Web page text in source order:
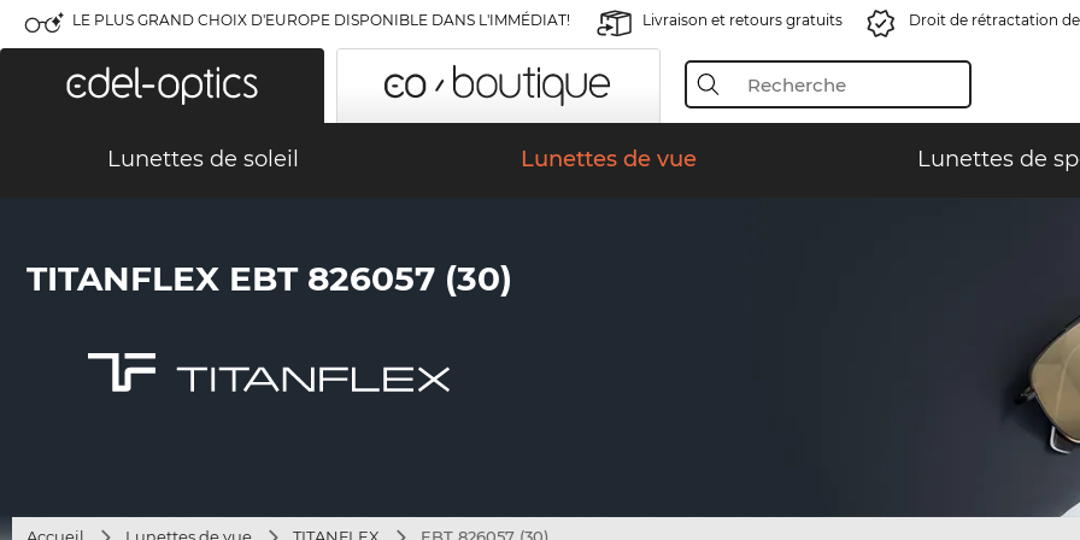
LE PLUS GRAND CHOIX D'EUROPE DISPONIBLE DANS L'IMMÉDIAT! Livraison et retours gratuits Droit de rétractation
Lunettes de soleil Lunettes de vue Lunettes de
TITANFLEX EBT 826057 (30)